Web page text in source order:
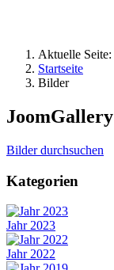
Aktuelle Seite:
Startseite
Bilder
JoomGallery
Bilder durchsuchen
Kategorien
Jahr 2023
Jahr 2022